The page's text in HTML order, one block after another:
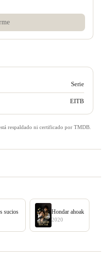
Serie
EITB
respaldado ni certificado por TMDB.
sucios Hondar ahoak
2020